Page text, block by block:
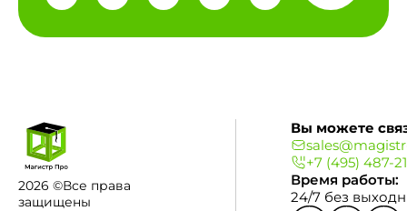
2026 ©Все права
защищены
Вы можете
+7 (495) 487-
Время работы:
24/7 без